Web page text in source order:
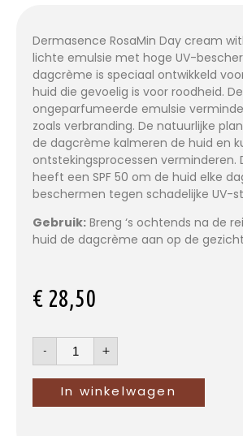
Dermasence RosaMin Day cream
lichte emulsie met hoge UV-
dagcrème is speciaal ontwikkeld
huid die gevoelig is voor roodheid.
ongeparfumeerde emulsie
zoals verbranding. De natuurlijke
de dagcrème kalmeren de huid en
ontstekingsprocessen verminderen.
heeft een SPF 50 om de huid elke
beschermen tegen schadelijke UV-
Gebruik: Breng ‘s ochtends na de
huid de dagcrème aan op de
€ 28,50
- +
In winkelwagen